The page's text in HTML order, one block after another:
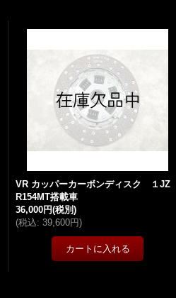
VR カッパーカーボンディスク １JZ
R154MT搭載車
36,000円(税別)
(税込: 39,600円)